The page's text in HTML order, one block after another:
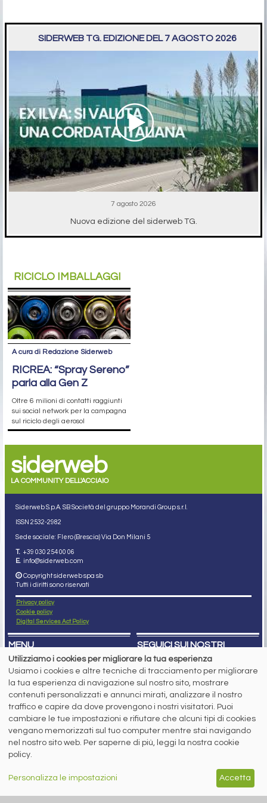
SIDERWEB TG. EDIZIONE DEL 7 AGOSTO 2026
7 agosto 2026
Nuova edizione del siderweb TG.
RICICLO IMBALLAGGI
A cura di Redazione Siderweb
RICREA: “Spray Sereno”
parla alla Gen Z
Oltre 6 milioni di contatti raggiunti
sui social network per la campagna
sul riciclo degli aerosol
siderweb
LA COMMUNITY DELL'ACCIAIO
Siderweb S.p.A. SB Società del gruppo Morandi Group s.r.l.
ISSN 2532-2982
Sede sociale: Flero (Brescia) Via Don Milani 5
T. +39 030 254 00 06
E. info@siderweb.com
Copyright siderweb spa sb
Tutti i diritti sono riservati
Privacy policy
Cookie policy
Digital Services Act Policy
MENU
NEWS
PREZZI ITALIA
MERCATI
ABBONAMENTI
MADE IN STEEL
NEWSLETTER
SEGUICI SUI NOSTRI
SOCIAL NETWORK
Capitale Sociale: 190.000€ interamente versato
Registro delle Imprese di Brescia
www.siderweb.com: Autorizzazione del Tribunale di Brescia n. 11/2004 del 17
marzo 2004, Iscrizione al R.O.C. n. 26116.
Utilizziamo i cookies per migliorare la tua esperienza
Usiamo i cookies e altre tecniche di tracciamento per migliorare
la tua esperienza di navigazione sul nostro sito, mostrare
contenuti personalizzati e annunci mirati, analizzare il nostro
traffico e capire da dove provengono i nostri visitatori. Puoi
cambiare le tue impostazioni e rifiutare che alcuni tipi di cookies
vengano memorizzati sul tuo computer mentre stai navigando
nel nostro sito web. Per saperne di più, leggi la nostra cookie
policy.
Personalizza le impostazioni Accetta